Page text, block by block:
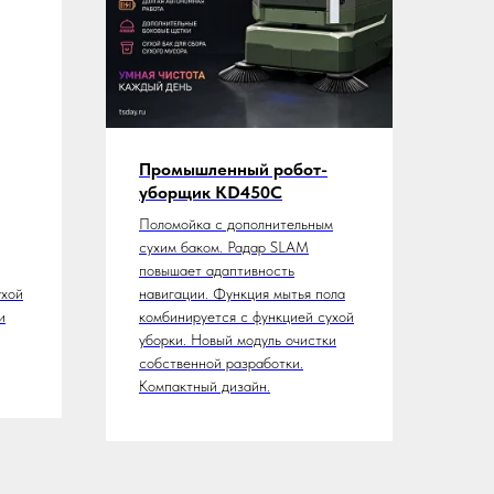
Промышленный робот-
уборщик KD450C
Поломойка с дополнительным
сухим баком. Радар SLAM
повышает адаптивность
навигации. Функция мытья пола
комбинируется с функцией сухой
уборки. Новый модуль очистки
собственной разработки.
Компактный дизайн.